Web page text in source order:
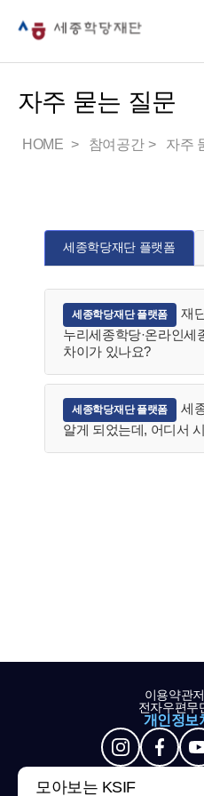
자주 묻는 질문
HOME 참여공간 자주
세종학당재단 플랫폼
세종학당재단 플랫폼
재
누리세종학당·온라인세
차이가 있나요?
세종학당재단 플랫폼
세
알게 되었는데, 어디서
이용약관
전자우편무
개인정보
모아보는 KSIF